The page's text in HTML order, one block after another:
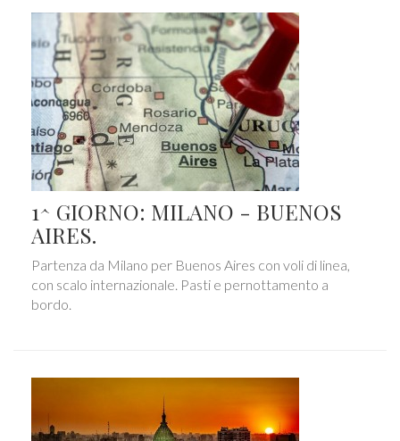
1^ GIORNO: MILANO - BUENOS
AIRES.
Partenza da Milano per Buenos Aires con voli di linea,
con scalo internazionale. Pasti e pernottamento a
bordo.